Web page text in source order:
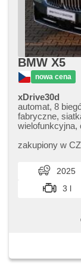
BMW X5
nowa cena
xDrive30d
automat, 8
fabryczne,
wielofunkcyjna,
bezklíčové
zawieszenie
denní svícení,
zakupiony w
kontaktujte
2025
3 l